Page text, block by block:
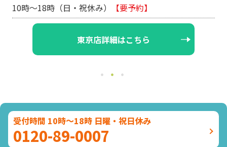
10時～18時（日・祝休み/土曜は不定休）
大阪店詳細はこちら
受付時間 10時～18時 日曜・祝日休み
0120-89-0007